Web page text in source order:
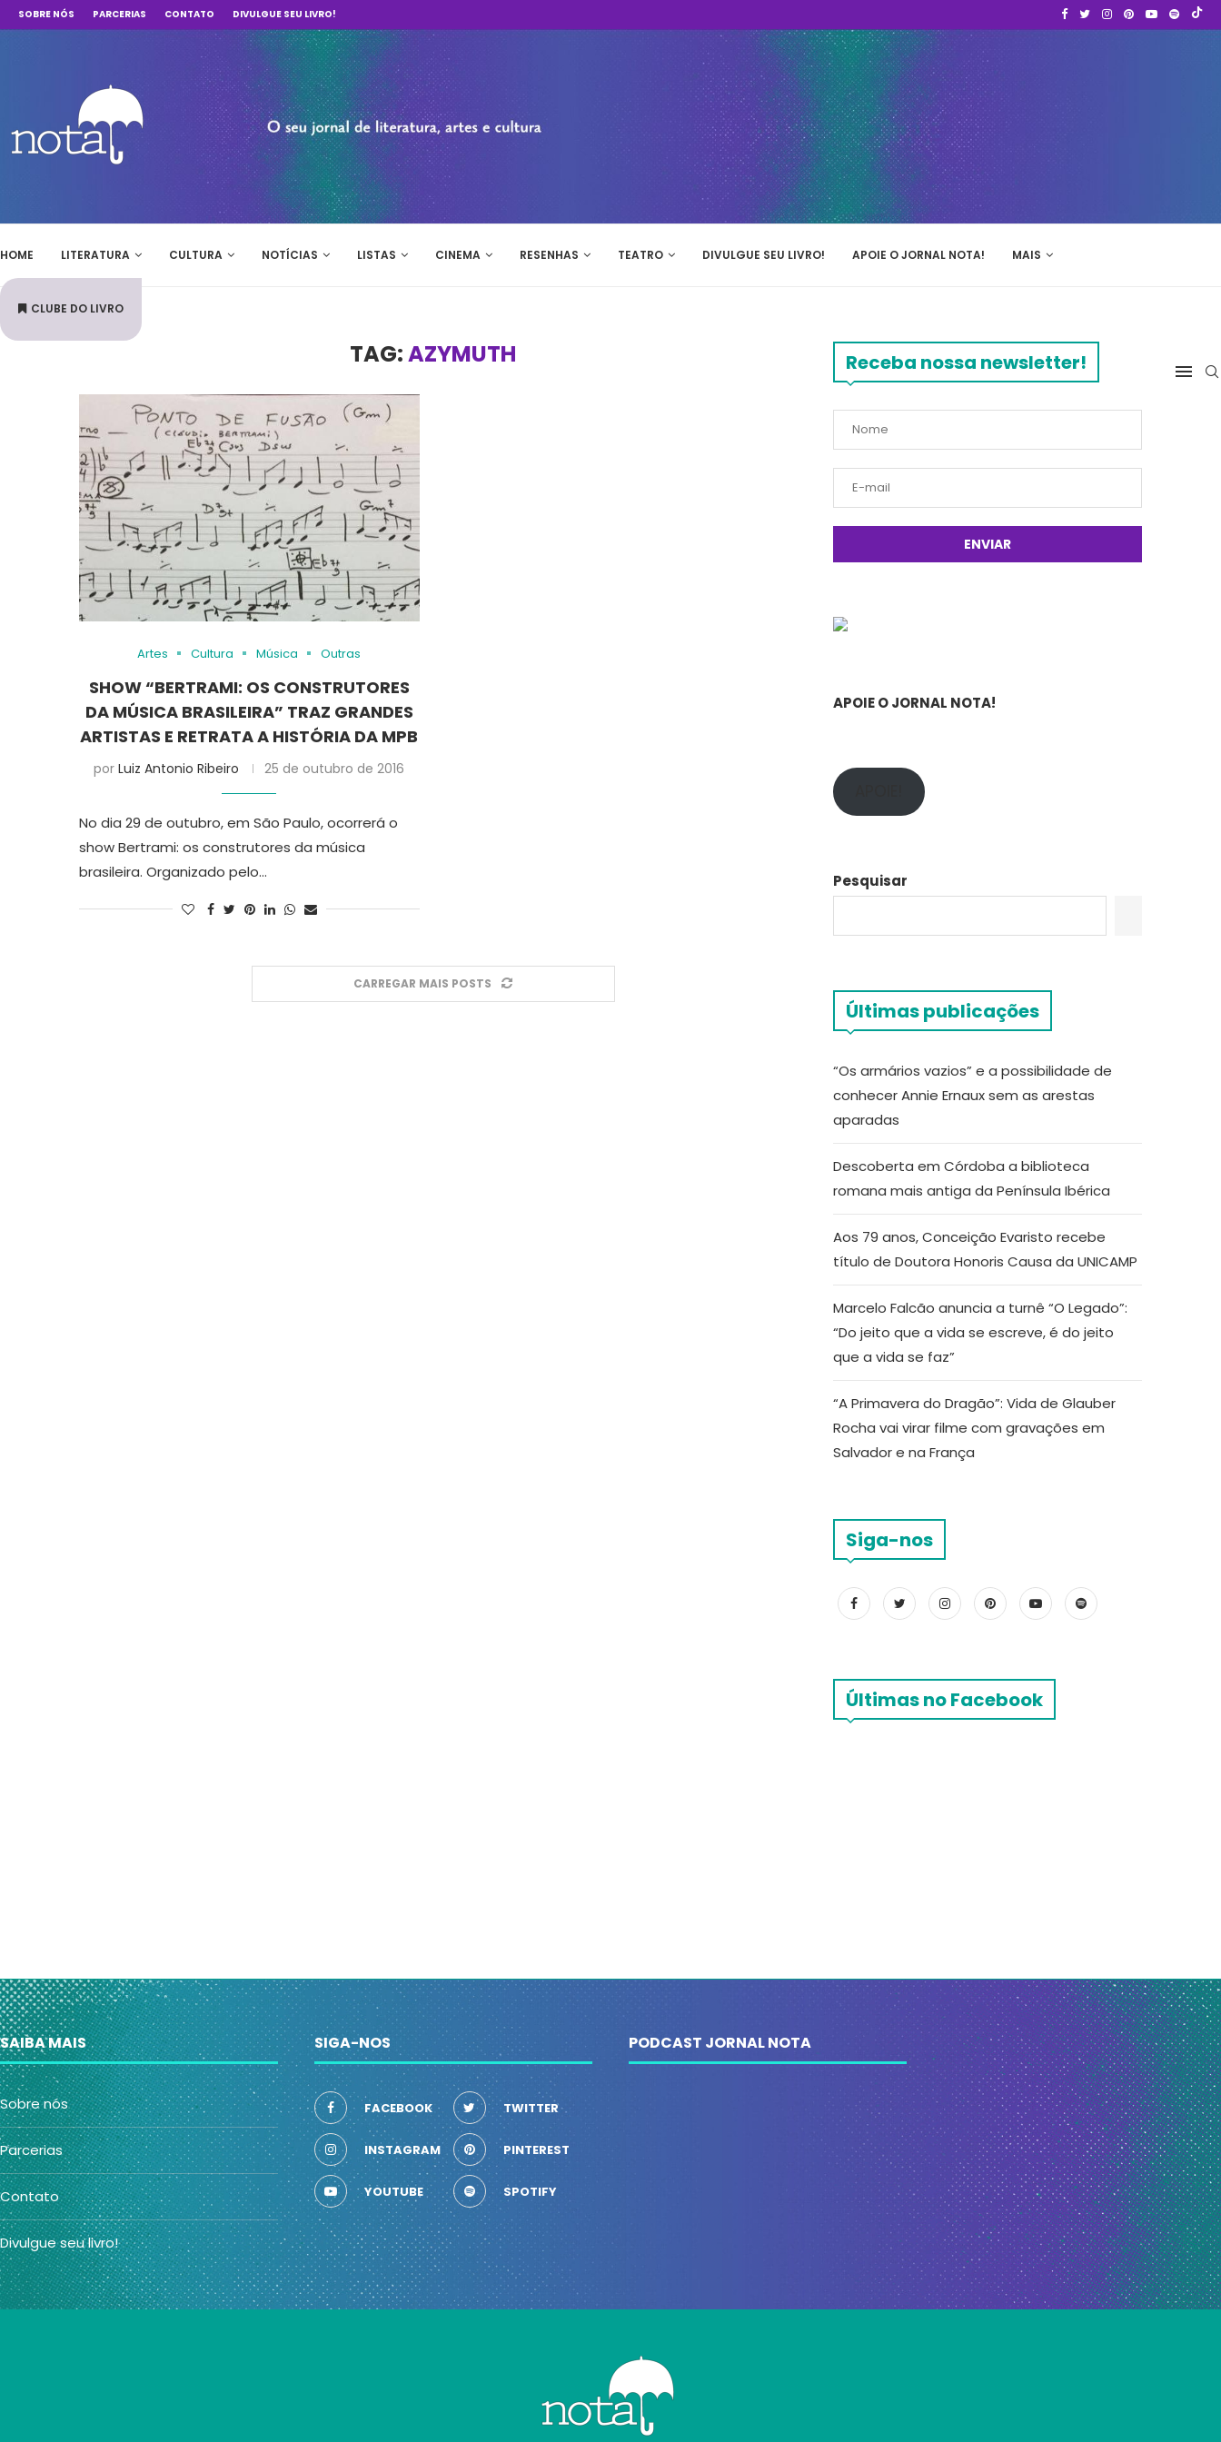
SOBRE NÓS PARCERIAS CONTATO DIVULGUE SEU LIVRO!
HOME LITERATURA CULTURA NOTÍCIAS LISTAS CINEMA RESENHAS TEATRO DIVULGUE SEU LIVRO! APOIE O JORNAL NOTA! MAIS
CLUBE DO LIVRO
TAG:AZYMUTH
Artes Cultura Música Outras
SHOW “BERTRAMI: OS CONSTRUTORES
DA MÚSICA BRASILEIRA” TRAZ GRANDES
ARTISTAS E RETRATA A HISTÓRIA DA MPB
porLuiz Antonio Ribeiro 25 de outubro de 2016
No dia 29 de outubro, em São Paulo, ocorrerá o
show Bertrami: os construtores da música
brasileira. Organizado pelo…
CARREGAR MAIS POSTS
Receba nossa newsletter!
APOIE O JORNAL NOTA!
Pesquisar
Últimas publicações
“Os armários vazios” e a possibilidade de
conhecer Annie Ernaux sem as arestas
aparadas
Descoberta em Córdoba a biblioteca
romana mais antiga da Península Ibérica
Aos 79 anos, Conceição Evaristo recebe
título de Doutora Honoris Causa da UNICAMP
Marcelo Falcão anuncia a turnê “O Legado”:
“Do jeito que a vida se escreve, é do jeito
que a vida se faz”
“A Primavera do Dragão”: Vida de Glauber
Rocha vai virar filme com gravações em
Salvador e na França
Siga-nos
Últimas no Facebook
SAIBA MAIS
Sobre nós
Parcerias
Contato
Divulgue seu livro!
SIGA-NOS
FACEBOOK TWITTER
INSTAGRAM PINTEREST
YOUTUBE SPOTIFY
PODCAST JORNAL NOTA